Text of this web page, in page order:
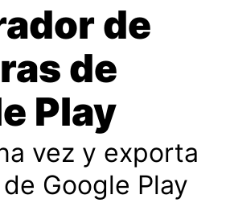
de
de
Play
vez y exporta
Google Play